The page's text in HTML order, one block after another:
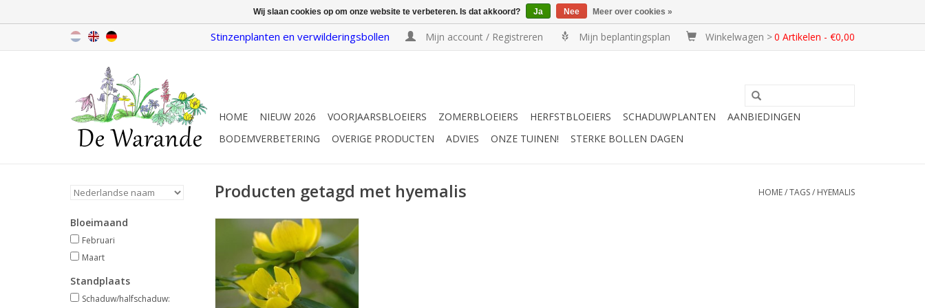
Stinzenplanten en verwilderingsbollen Mijn account / Registreren Mijn beplantingsplan Winkelwagen >0 Artikelen - €0,00
HOME NIEUW 2026 VOORJAARSBLOEIERS ZOMERBLOEIERS HERFSTBLOEIERS SCHADUWPLANTEN
AANBIEDINGEN
BODEMVERBETERING
OVERIGE PRODUCTEN ADVIES ONZE TUINEN! STERKE BOLLEN DAGEN
Bloeimaand
Februari
Maart
Standplaats
Schaduw/halfschaduw:
Producten getagd met hyemalis HOME/TAGS/ HYEMALIS
Winterakoniet, stinzenplant
Februari/maart, geel, 7 cm
INFO
Wij slaan cookies op om onze website te verbeteren. Is dat akkoord? Ja Nee Meer over cookies »